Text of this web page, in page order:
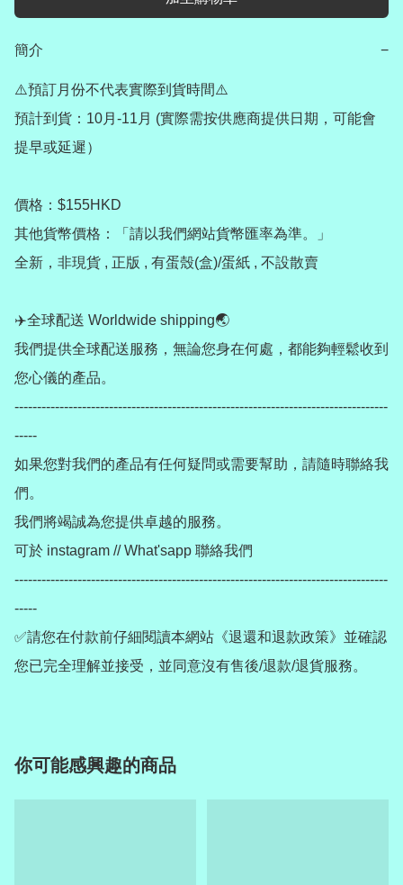
簡介 −
⚠️預訂月份不代表實際到貨時間⚠️
預計到貨：10月-11月 (實際需按供應商提供日期，可能會
提早或延遲）
價格：$155HKD
其他貨幣價格：「請以我們網站貨幣匯率為準。」
全新，非現貨 , 正版 , 有蛋殼(盒)/蛋紙 , 不設散賣
✈️全球配送 Worldwide shipping🌏
我們提供全球配送服務，無論您身在何處，都能夠輕鬆收到
您心儀的產品。
-----------------------------------------------------------------------------------
-----
如果您對我們的產品有任何疑問或需要幫助，請隨時聯絡我
們。
我們將竭誠為您提供卓越的服務。
可於 instagram // What'sapp 聯絡我們
-----------------------------------------------------------------------------------
-----
✅請您在付款前仔細閱讀本網站《退還和退款政策》並確認
您已完全理解並接受，並同意沒有售後/退款/退貨服務。
你可能感興趣的商品